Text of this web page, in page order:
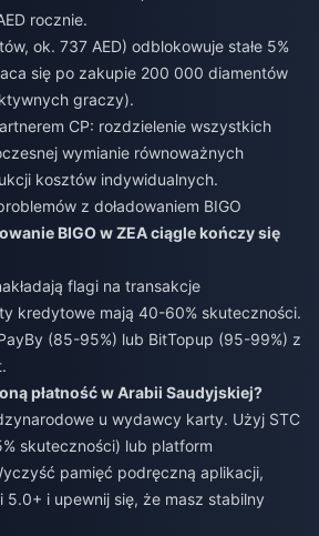
rocznie.
ok. 737 AED) odblokowuje stałe 5%
się po zakupie 200 000 diamentów
graczy).
CP: rozdzielenie wszystkich
wymianie równoważnych
kosztów indywidualnych.
z doładowaniem BIGO
BIGO w ZEA ciągle kończy się
flagi na transakcje
kredytowe mają 40-60% skuteczności.
(85-95%) lub BitTopup (95-99%) z
płatność w Arabii Saudyjskiej?
u wydawcy karty. Użyj STC
skuteczności) lub platform
pamięć podręczną aplikacji,
5.0+ i upewnij się, że masz stabilny